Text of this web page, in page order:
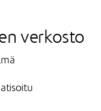
verkosto